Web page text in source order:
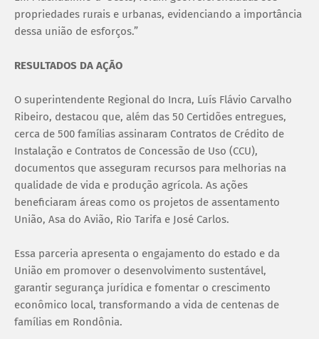
propriedades rurais e urbanas, evidenciando a importância
dessa união de esforços.”
RESULTADOS DA AÇÃO
O superintendente Regional do Incra, Luís Flávio Carvalho
Ribeiro, destacou que, além das 50 Certidões entregues,
cerca de 500 famílias assinaram Contratos de Crédito de
Instalação e Contratos de Concessão de Uso (CCU),
documentos que asseguram recursos para melhorias na
qualidade de vida e produção agrícola. As ações
beneficiaram áreas como os projetos de assentamento
União, Asa do Avião, Rio Tarifa e José Carlos.
Essa parceria apresenta o engajamento do estado e da
União em promover o desenvolvimento sustentável,
garantir segurança jurídica e fomentar o crescimento
econômico local, transformando a vida de centenas de
famílias em Rondônia.